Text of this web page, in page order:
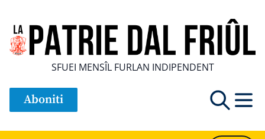
SFUEI MENSÎL FURLAN INDIPENDENT
Aboniti